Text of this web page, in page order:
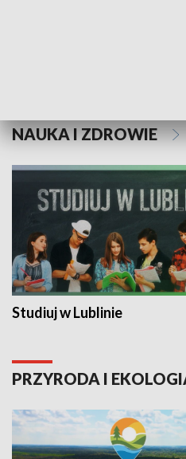
NAUKA I ZDROWIE
Studiuj w Lublinie
PRZYRODA I